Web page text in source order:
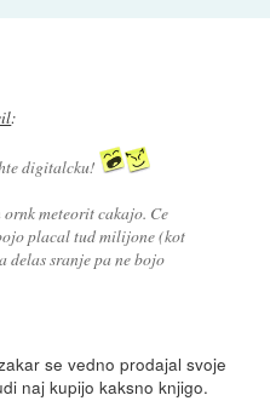
:
digitalcku!
ornk meteorit cakajo. Ce
placal tud milijone (kot
delas sranje pa ne bojo
se vedno prodajal svoje
naj kupijo kaksno knjigo.